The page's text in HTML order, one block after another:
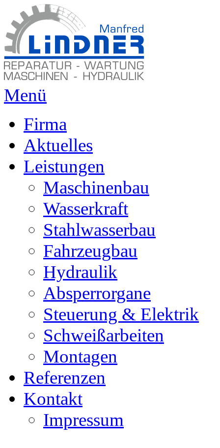
Menü
Firma
Aktuelles
Leistungen
Maschinenbau
Wasserkraft
Stahlwasserbau
Fahrzeugbau
Hydraulik
Absperrorgane
Steuerung & Elektrik
Schweißarbeiten
Montagen
Referenzen
Kontakt
Impressum